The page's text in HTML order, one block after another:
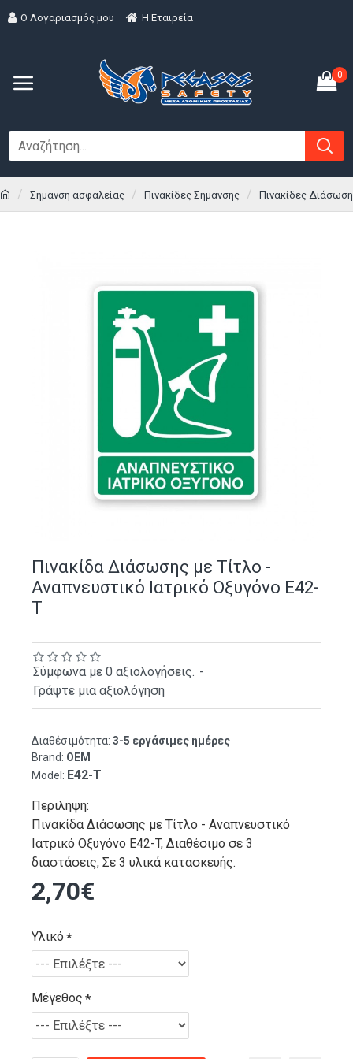
Ο Λογαριασμός μου H Εταιρεία
0
Σήμανση ασφαλείας Πινακίδες Σήμανσης Πινακίδες
Πινακίδα Διάσωσης με Τίτλο -
Αναπνευστικό Ιατρικό Οξυγόνο E42-
T
Διαθέσιμότητα: 3-5 εργάσιμες ημέρες
Brand: OEM
Model: E42-T
Σύμφωνα με 0 αξιολογήσεις. -
Γράψτε μια αξιολόγηση
Περιληψη:
Πινακίδα Διάσωσης με Τίτλο - Αναπνευστικό
Ιατρικό Οξυγόνο E42-T, Διαθέσιμο σε 3
διαστάσεις, Σε 3 υλικά κατασκευής.
2,70€
Υλικό
Μέγεθος